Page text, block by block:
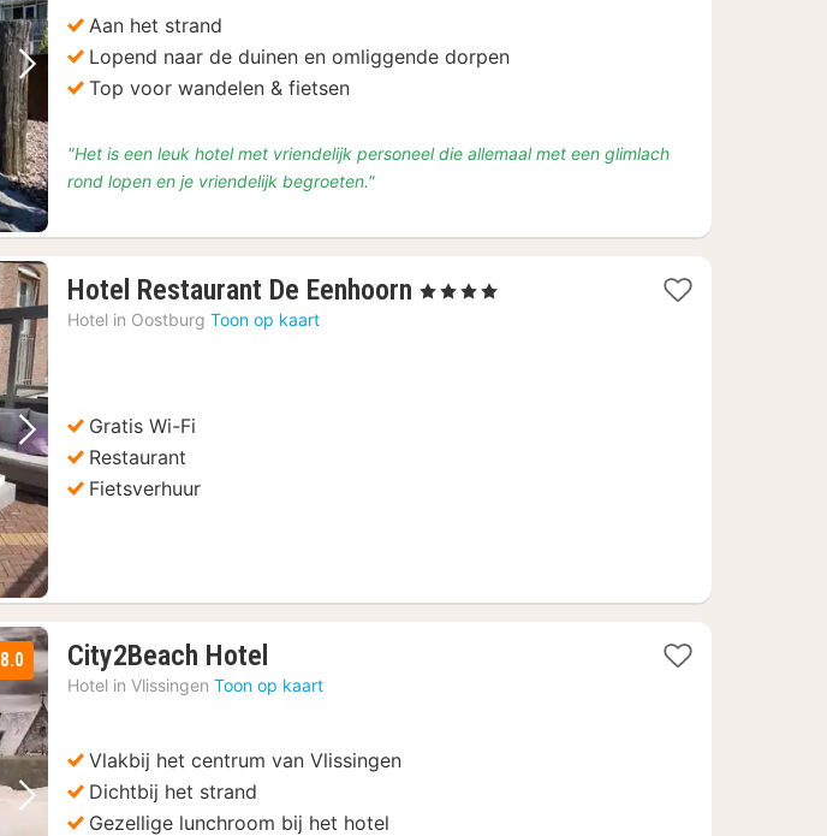
Volgende foto
Aan het strand
Lopend naar de duinen en omliggende dorpen
Top voor wandelen & fietsen
"Het is een leuk hotel met vriendelijk personeel die allemaal met een glimlach
rond lopen en je vriendelijk begroeten."
Volgende foto
Hotel Restaurant De Eenhoorn 1
, 4 Sterren
Hotel in Oostburg Toon op kaart
Gratis Wi-Fi
Restaurant
Fietsverhuur
Volgende foto
8.0 City2Beach Hotel
nacht
138
Hotel in Vlissingen Toon op kaart
Vlakbij het centrum van Vlissingen
Dichtbij het strand
Gezellige lunchroom bij het hotel